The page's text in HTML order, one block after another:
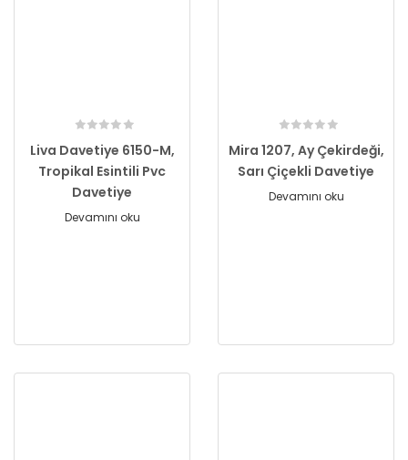
Liva Davetiye 6150-M,
Tropikal Esintili Pvc
Davetiye
Devamını oku
Mira 1207, Ay Çekirdeği,
Sarı Çiçekli Davetiye
Devamını oku